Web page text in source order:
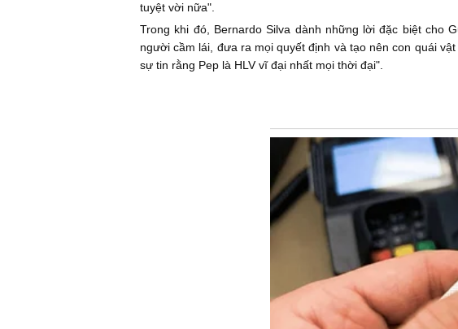
tuyệt vời nữa".
Trong khi đó, Bernardo Silva dành những lời đặc biệt cho
người cầm lái, đưa ra mọi quyết định và tạo nên con quái
sự tin rằng Pep là HLV vĩ đại nhất mọi thời đại".